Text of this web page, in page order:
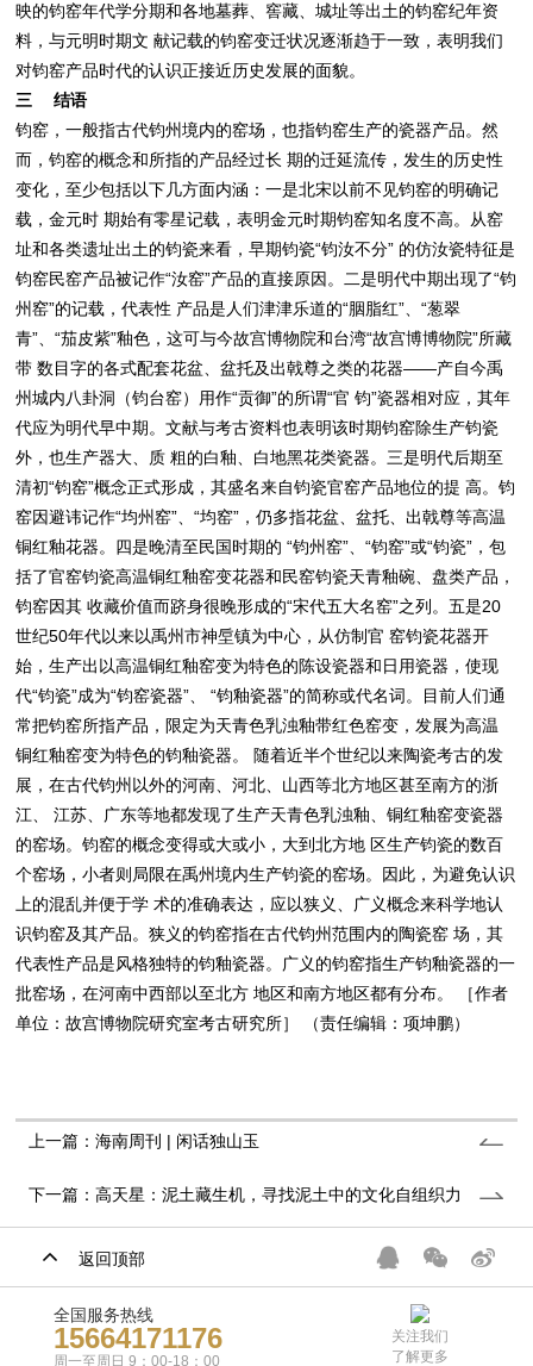
映的钧窑年代学分期和各地墓葬、窖藏、城址等出土的钧窑纪年资
料，与元明时期文 献记载的钧窑变迁状况逐渐趋于一致，表明我们
对钧窑产品时代的认识正接近历史发展的面貌。
三 结语
钧窑，一般指古代钧州境内的窑场，也指钧窑生产的瓷器产品。然
而，钧窑的概念和所指的产品经过长 期的迁延流传，发生的历史性
变化，至少包括以下几方面内涵：一是北宋以前不见钧窑的明确记
载，金元时 期始有零星记载，表明金元时期钧窑知名度不高。从窑
址和各类遗址出土的钧瓷来看，早期钧瓷“钧汝不分” 的仿汝瓷特征是
钧窑民窑产品被记作“汝窑”产品的直接原因。二是明代中期出现了“钧
州窑”的记载，代表性 产品是人们津津乐道的“胭脂红”、“葱翠
青”、“茄皮紫”釉色，这可与今故宫博物院和台湾“故宫博博物院”所藏
带 数目字的各式配套花盆、盆托及出戟尊之类的花器——产自今禹
州城内八卦洞（钧台窑）用作“贡御”的所谓“官 钧”瓷器相对应，其年
代应为明代早中期。文献与考古资料也表明该时期钧窑除生产钧瓷
外，也生产器大、质 粗的白釉、白地黑花类瓷器。三是明代后期至
清初“钧窑”概念正式形成，其盛名来自钧瓷官窑产品地位的提 高。钧
窑因避讳记作“均州窑”、“均窑”，仍多指花盆、盆托、出戟尊等高温
铜红釉花器。四是晚清至民国时期的 “钧州窑”、“钧窑”或“钧瓷”，包
括了官窑钧瓷高温铜红釉窑变花器和民窑钧瓷天青釉碗、盘类产品，
钧窑因其 收藏价值而跻身很晚形成的“宋代五大名窑”之列。五是20
世纪50年代以来以禹州市神垕镇为中心，从仿制官 窑钧瓷花器开
始，生产出以高温铜红釉窑变为特色的陈设瓷器和日用瓷器，使现
代“钧瓷”成为“钧窑瓷器”、 “钧釉瓷器”的简称或代名词。目前人们通
常把钧窑所指产品，限定为天青色乳浊釉带红色窑变，发展为高温
铜红釉窑变为特色的钧釉瓷器。 随着近半个世纪以来陶瓷考古的发
展，在古代钧州以外的河南、河北、山西等北方地区甚至南方的浙
江、 江苏、广东等地都发现了生产天青色乳浊釉、铜红釉窑变瓷器
的窑场。钧窑的概念变得或大或小，大到北方地 区生产钧瓷的数百
个窑场，小者则局限在禹州境内生产钧瓷的窑场。因此，为避免认识
上的混乱并便于学 术的准确表达，应以狭义、广义概念来科学地认
识钧窑及其产品。狭义的钧窑指在古代钧州范围内的陶瓷窑 场，其
代表性产品是风格独特的钧釉瓷器。广义的钧窑指生产钧釉瓷器的一
批窑场，在河南中西部以至北方 地区和南方地区都有分布。 ［作者
单位：故宫博物院研究室考古研究所］ （责任编辑：项坤鹏）
上一篇：海南周刊 | 闲话独山玉
下一篇：高天星：泥土藏生机，寻找泥土中的文化自组织力
返回顶部
全国服务热线
15664171176
周一至周日 9：00-18：00
关注我们
了解更多